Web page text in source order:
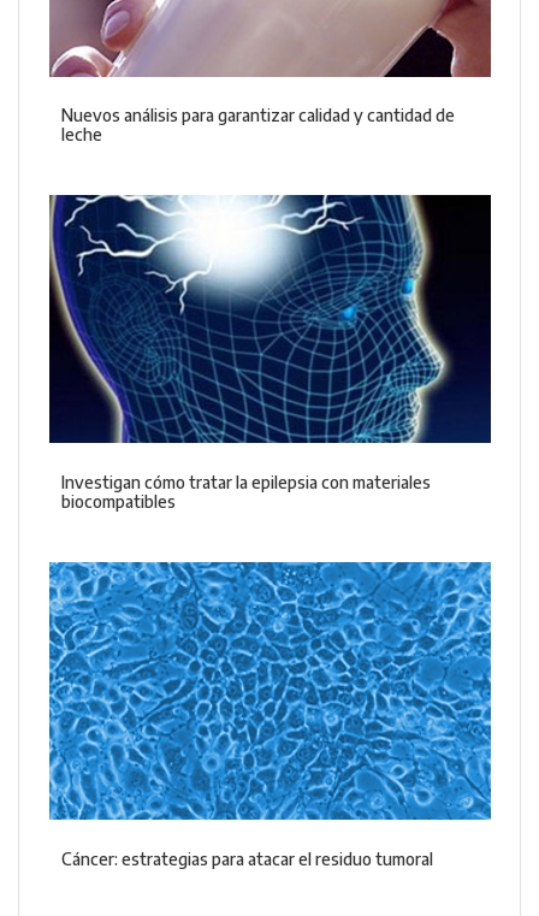
Nuevos análisis para garantizar calidad y cantidad de
leche
Investigan cómo tratar la epilepsia con materiales
biocompatibles
Cáncer: estrategias para atacar el residuo tumoral